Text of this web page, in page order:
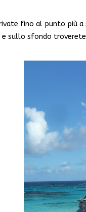
fino al punto più a
e sullo sfondo